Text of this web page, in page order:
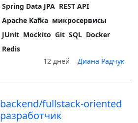
Spring Data JPA REST API
Apache Kafka микросервисы
JUnit Mockito Git SQL Docker
Redis
12 дней
Диана Радчук
backend/fullstack-oriented
разработчик